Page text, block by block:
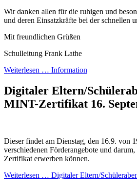
Wir danken allen für die ruhigen und
und deren Einsatzkräfte bei der schnellen
Mit freundlichen Grüßen
Schulleitung Frank Lathe
Weiterlesen … Information
Digitaler Eltern/
MINT-Zertifikat 16.
Dieser findet am Dienstag, den 16.9. von
verschiedenen Förderangebote und
Zertifikat erwerben können.
Weiterlesen … Digitaler Eltern/